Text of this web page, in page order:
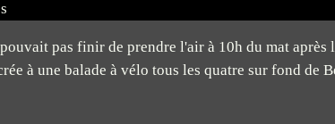
pas finir de prendre l'air à 10h du mat après
à une balade à vélo tous les quatre sur fond de